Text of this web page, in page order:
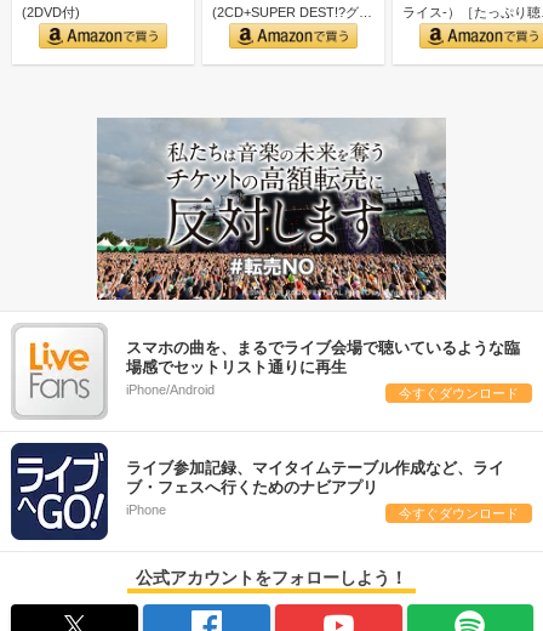
(2DVD付)
(2CD+SUPER DEST!?グッ
ズ付)
ライス-）［たっぷり聴
く！お得盤］（２CD）
スマホの曲を、まるでライブ会場で聴いているような臨
場感でセットリスト通りに再生
iPhone/Android 今すぐダウンロード
ライブ参加記録、マイタイムテーブル作成など、ライ
ブ・フェスへ行くためのナビアプリ
iPhone 今すぐダウンロード
公式アカウントをフォローしよう！